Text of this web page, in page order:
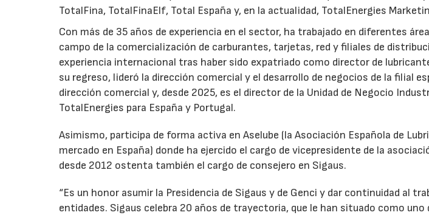
TotalFina, TotalFinaElf, Total España y, en la actualidad, TotalEnergies
Con más de 35 años de experiencia en el sector, ha trabajado en diferentes
campo de la comercialización de carburantes, tarjetas, red y filiales de
experiencia internacional tras haber sido expatriado como director de
su regreso, lideró la dirección comercial y el desarrollo de negocios de la filial
dirección comercial y, desde 2025, es el director de la Unidad de Negocio
TotalEnergies para España y Portugal.
Asimismo, participa de forma activa en Aselube (la Asociación Española de
mercado en España) donde ha ejercido el cargo de vicepresidente de la
desde 2012 ostenta también el cargo de consejero en Sigaus.
“Es un honor asumir la Presidencia de Sigaus y de Genci y dar continuidad al
entidades. Sigaus celebra 20 años de trayectoria, que le han situado como uno